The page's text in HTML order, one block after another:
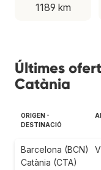
1189 km
Últimes
Catània
ORIGEN -
DESTINACIÓ
Barcelona (BCN)
Catània (CTA)